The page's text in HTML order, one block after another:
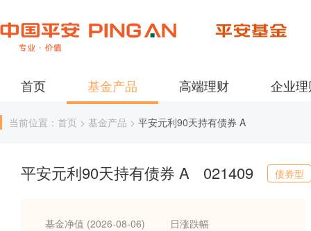
首页 基金产品 高端理财 企业
当前位置：首页 > 基金产品 > 平安元利90天持有债券 A
平安元利90天持有债券 A 021409 债券型
基金净值 (2026-08-06) 日涨跌幅